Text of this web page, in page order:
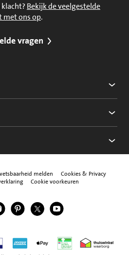
Bekijk de veelgestelde
met ons op.
vragen
melden
Cookies & Privacy
Cookie voorkeuren
Instagram
Jumbo Pinterest
Jumbo Twitter
Jumbo YouTube
American Express
Apple Pay Thuiswinkel